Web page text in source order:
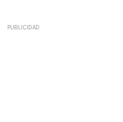
PUBLICIDAD